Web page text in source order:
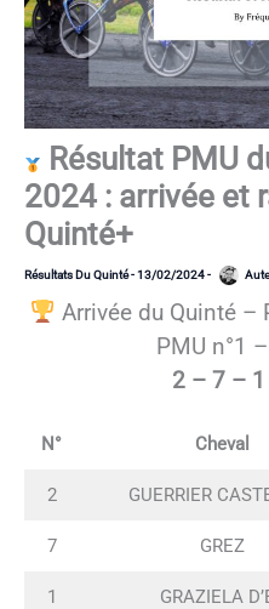
Résultat PMU
2024 : arrivée et
Quinté+
Résultats Du Quinté-13/02/2024-
Arrivée du Quinté –
PMU n°1
2 – 7 –
N° Cheval
2 GUERRIER
7 GREZ
1 GRAZIELA